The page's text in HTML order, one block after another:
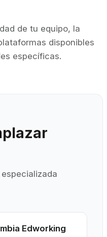
de tu equipo, la
disponibles
específicas.
Edworking